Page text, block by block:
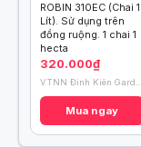
ROBIN 310EC (Chai 1
Lít). Sử dụng trên
đồng ruộng. 1 chai 1
hecta
320.000₫
Mua ngay